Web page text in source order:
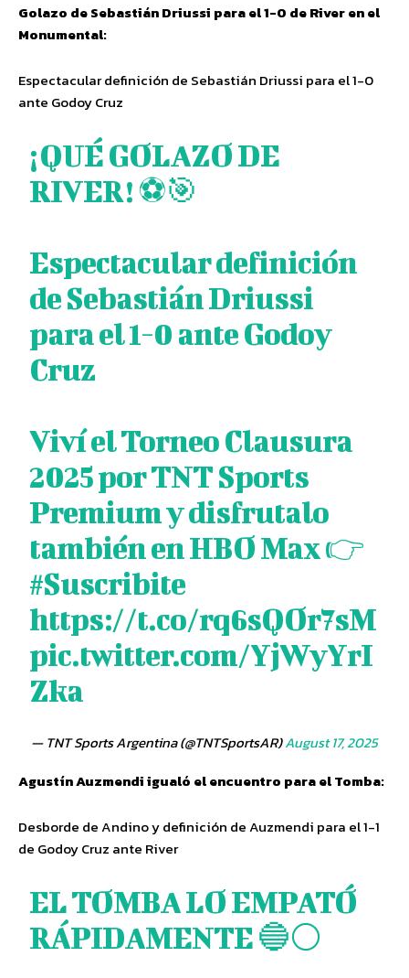
Golazo de Sebastián Driussi para el 1-0 de River en el
Monumental:
Espectacular definición de Sebastián Driussi para el 1-0
ante Godoy Cruz
¡QUÉ GOLAZO DE
RIVER! ⚽🎯
Espectacular definición
de Sebastián Driussi
para el 1-0 ante Godoy
Cruz
Viví el Torneo Clausura
2025 por TNT Sports
Premium y disfrutalo
también en HBO Max 👉
#Suscribite
https://t.co/rq6sQOr7sM
pic.twitter.com/YjWyYrI
Zka
— TNT Sports Argentina (@TNTSportsAR)August 17, 2025
Agustín Auzmendi igualó el encuentro para el Tomba:
Desborde de Andino y definición de Auzmendi para el 1-1
de Godoy Cruz ante River
EL TOMBA LO EMPATÓ
RÁPIDAMENTE 🔵⚪